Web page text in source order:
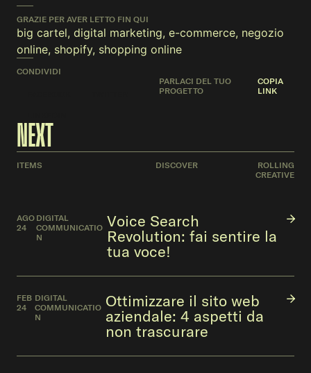
GRAZIE PER AVER LETTO FIN QUI
big cartel, digital marketing, e-commerce, negozio
online, shopify, shopping online
CONDIVIDI
PARLACI DEL TUO
PROGETTO
COPIA
LINK
NEXT
ITEMS DISCOVER
ROLLING
CREATIVE
AGO
24
Voice Search
Revolution: fai sentire la
tua voce!
DIGITAL
COMMUNICATIO
N
FEB
24
Ottimizzare il sito web
aziendale: 4 aspetti da
non trascurare
DIGITAL
COMMUNICATIO
N